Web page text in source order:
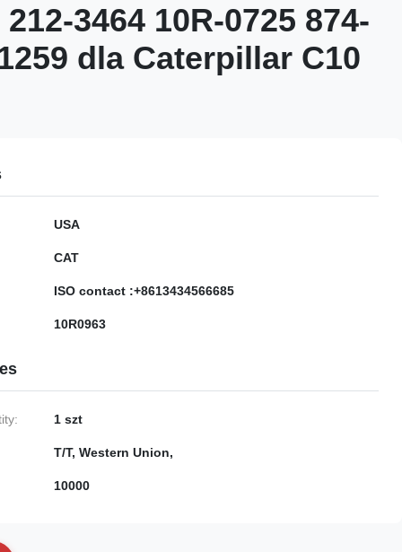
3464 10R-0725 874-
dla Caterpillar C10
USA
CAT
ISO contact :+8613434566685
10R0963
1 szt
T/T, Western Union,
10000